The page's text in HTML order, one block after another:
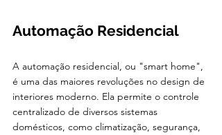
Automação Residencial
A automação residencial, ou "smart home",
é uma das maiores revoluções no design de
interiores moderno. Ela permite o controle
centralizado de diversos sistemas
domésticos, como climatização, segurança,